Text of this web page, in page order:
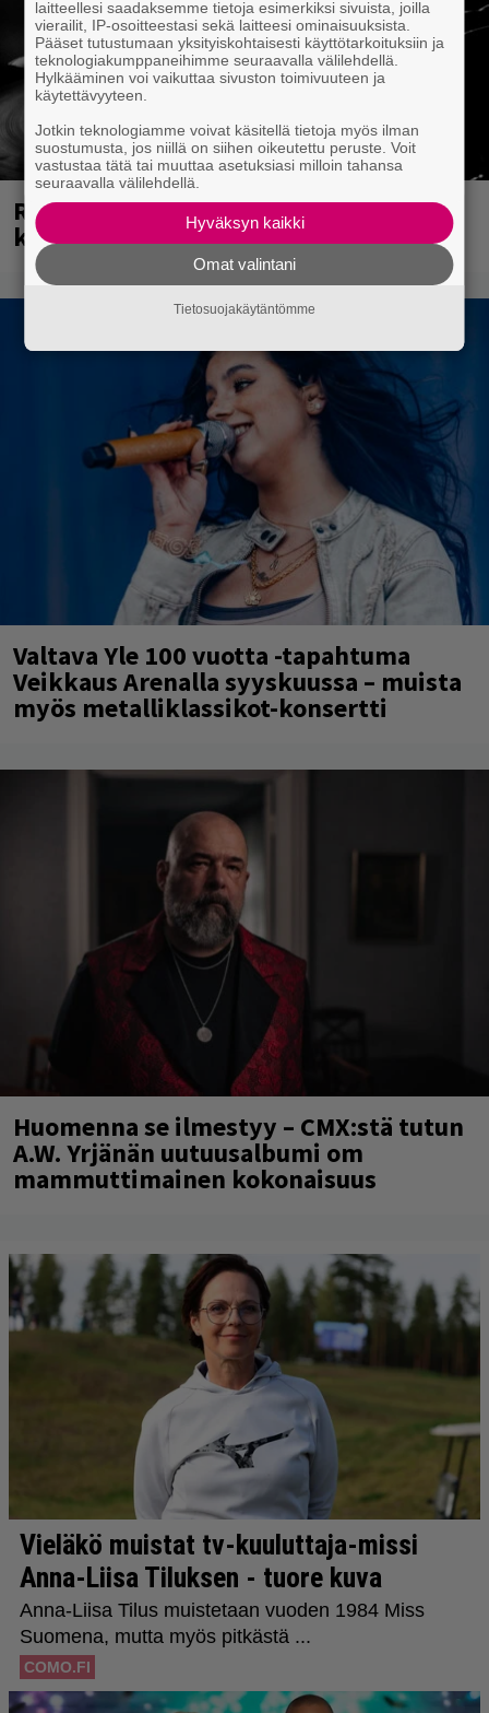
Rushin Neail Peartista ilmestyy ensi
kuussa dokumentti
Valtava Yle 100 vuotta -tapahtuma
Veikkaus Arenalla syyskuussa – muista
myös metalliklassikot-konsertti
Huomenna se ilmestyy – CMX:stä tutun
A.W. Yrjänän uutuusalbumi om
mammuttimainen kokonaisuus
laitteellesi saadaksemme tietoja esimerkiksi sivuista, joilla
vierailit, IP-osoitteestasi sekä laitteesi ominaisuuksista.
Pääset tutustumaan yksityiskohtaisesti käyttötarkoituksiin ja
teknologiakumppaneihimme seuraavalla välilehdellä.
Hylkääminen voi vaikuttaa sivuston toimivuuteen ja
käytettävyyteen.
Jotkin teknologiamme voivat käsitellä tietoja myös ilman
suostumusta, jos niillä on siihen oikeutettu peruste. Voit
vastustaa tätä tai muuttaa asetuksiasi milloin tahansa
seuraavalla välilehdellä.
Hyväksyn kaikki
Omat valintani
Tietosuojakäytäntömme